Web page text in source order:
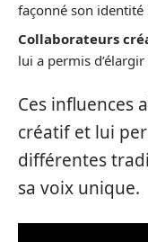
façonné son identité
Collaborateurs
lui a permis
Ces influences
créatif et lui
différentes
sa voix unique.